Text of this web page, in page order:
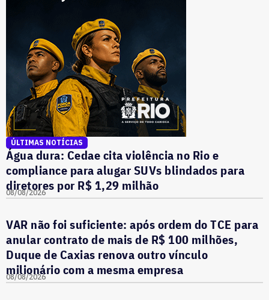
ÚLTIMAS NOTÍCIAS
Água dura: Cedae cita violência no Rio e
compliance para alugar SUVs blindados para
diretores por R$ 1,29 milhão
08/08/2026
VAR não foi suficiente: após ordem do TCE para
anular contrato de mais de R$ 100 milhões,
Duque de Caxias renova outro vínculo
milionário com a mesma empresa
08/08/2026